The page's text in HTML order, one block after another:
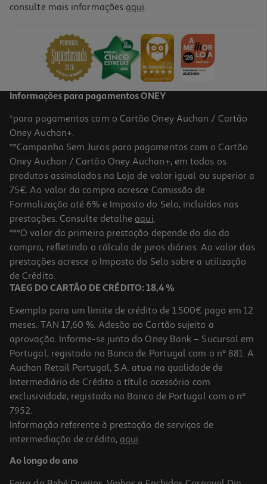
Gelatina Capilar Skala 1000g
Gel Fructis Wet Shine 200ml
27.45 €/Lt
5,49 €
Gel Got2b Curl Defining 150 Ml
39.93 €/Lt
consulte mais informações aqui.
Informações para pagamentos ONEY
*para pagamentos com o Cartão Oney Auchan / Cartão
Oney Auchan+.
**Campanha Sem Juros para pagamentos com o Cartão
Oney Auchan / Cartão Oney Auchan+, em todos os
produtos assinalados na Loja de valor igual ou superior a
75€. Ao valor da compra acresce Comissão de
Formalização até 6% e Imposto do Selo, incluídos nas
prestações. Consulte detalhe aqui.
***O valor da primeira prestação depende do dia da
compra, refletindo o cálculo de juros diários. Ao valor das
prestações acresce o Imposto do Selo sobre a utilização
de Crédito.
TAEG DO CARTÃO DE CRÉDITO: 18,4 %
Exemplo para um limite de crédito de 1.500€ pago em 12
meses. TAN 17,60 %. Adesão ao Cartão sujeita a
aprovação. Informe-se junto do Oney Bank – Sucursal em
Portugal, registado no Banco de Portugal com o nº 881. A
Auchan Retail Portugal, S.A. atua na qualidade de
Intermediário de Crédito a título acessório com
exclusividade, registado no Banco de Portugal com o nº
7952.
Informação referente à prestação de serviços de
intermediação de crédito, aqui.
Ao longo do ano